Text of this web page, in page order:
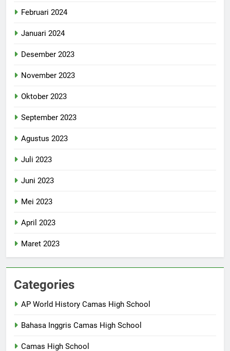
Februari 2024
Januari 2024
Desember 2023
November 2023
Oktober 2023
September 2023
Agustus 2023
Juli 2023
Juni 2023
Mei 2023
April 2023
Maret 2023
Categories
AP World History Camas High School
Bahasa Inggris Camas High School
Camas High School